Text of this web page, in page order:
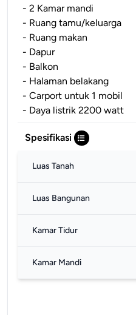
- 2 Kamar mandi
- Ruang tamu/keluarga
- Ruang makan
- Dapur
- Balkon
- Halaman belakang
- Carport untuk 1 mobil
- Daya listrik 2200 watt
Spesifikasi
Luas Tanah
Luas Bangunan
Kamar Tidur
Kamar Mandi